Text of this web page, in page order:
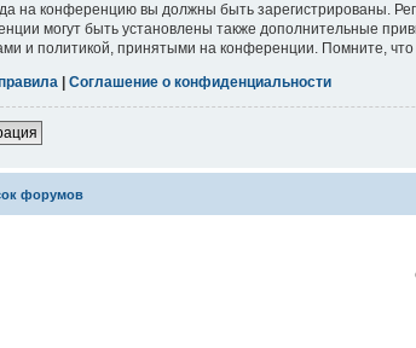
на конференцию вы должны быть зарегистрированы.
могут быть установлены также дополнительные
и политикой, принятыми на конференции. Помните,
|Соглашение о конфиденциальности
форумов